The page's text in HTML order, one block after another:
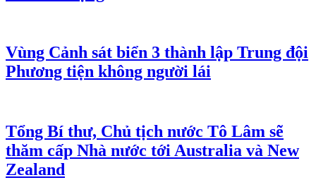
Vùng Cảnh sát biển 3 thành lập Trung đội
Phương tiện không người lái
Tổng Bí thư, Chủ tịch nước Tô Lâm sẽ
thăm cấp Nhà nước tới Australia và New
Zealand